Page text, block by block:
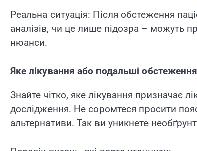
Реальна ситуація: Після обстеження
аналізів, чи це лише підозра – можуть
нюанси.
Яке лікування або подальші обстеження
Знайте чітко, яке лікування призначає
дослідження. Не соромтеся просити
альтернативи. Так ви уникнете